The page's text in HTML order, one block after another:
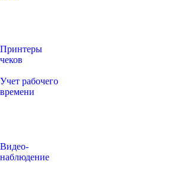
Принтеры
чеков
Учет рабочего
времени
Видео‑
наблюдение